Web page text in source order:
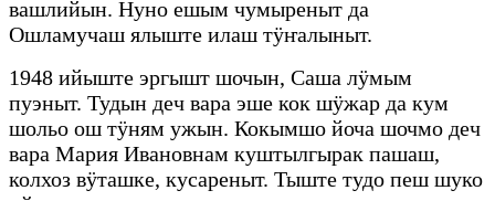
вашлийын. Нуно ешым чумыреныт да
Ошламучаш ялыште илаш тӱҥалыныт.
1948 ийыште эргышт шочын, Саша лӱмым
пуэныт. Тудын деч вара эше кок шӱжар да кум
шольо ош тӱням ужын. Кокымшо йоча шочмо деч
вара Мария Ивановнам куштылгырак пашаш,
колхоз вӱташке, кусареныт. Тыште тудо пеш шуко